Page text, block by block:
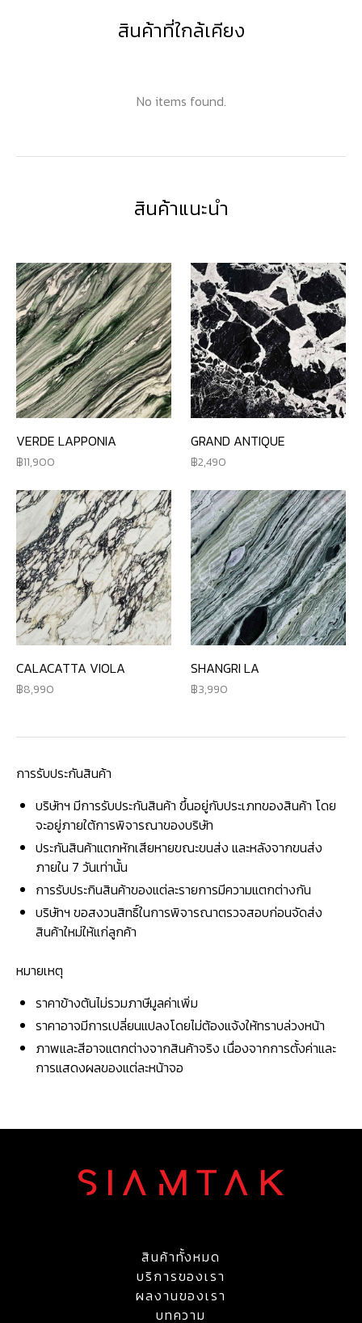
สินค้าที่ใกล้เคียง
No items found.
สินค้าแนะนำ
VERDE LAPPONIA
11,900
GRAND ANTIQUE
2,490
CALACATTA VIOLA
8,990
SHANGRI LA
3,990
การรับประกันสินค้า
บริษัทฯ มีการรับประกันสินค้า ขึ้นอยู่กับประเภทของสินค้า โดย
จะอยู่ภายใต้การพิจารณาของบริษัท
ประกันสินค้าแตกหักเสียหายขณะขนส่ง และหลังจากขนส่ง
ภายใน 7 วันเท่านั้น
การรับประกินสินค้าของแต่ละรายการมีความแตกต่างกัน
บริษัทฯ ขอสงวนสิทธิ์ในการพิจารณาตรวจสอบก่อนจัดส่ง
สินค้าใหม่ให้แก่ลูกค้า
หมายเหตุ
ราคาข้างต้นไม่รวมภาษีมูลค่าเพิ่ม
ราคาอาจมีการเปลี่ยนแปลงโดยไม่ต้องแจ้งให้ทราบล่วงหน้า
ภาพและสีอาจแตกต่างจากสินค้าจริง เนื่องจากการตั้งค่าและ
การแสดงผลของแต่ละหน้าจอ
สินค้าทั้งหมด
บริการของเรา
ผลงานของเรา
บทความ